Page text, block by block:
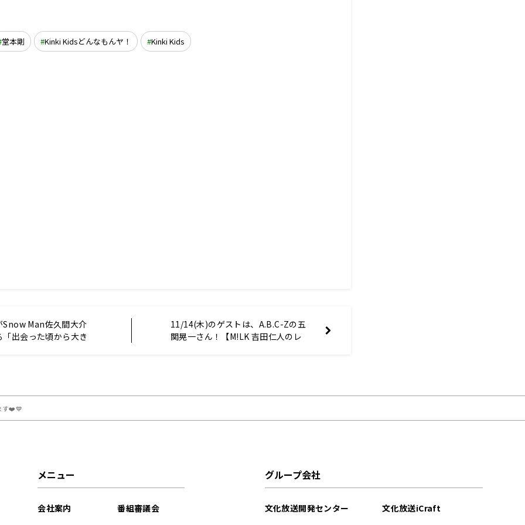
堂本剛 Kinki Kidsどんなもんヤ！ Kinki Kids
Snow Man佐久間大介
出会った頃から大き
11/14(木)のゲストは、A.B.C-Zの五
関晃一さん！【M!LK 吉田仁人のレ
す❤️💙
メニュー
会社案内 番組審議会
グループ会社
文化放送開発センター 文化放送iCraft